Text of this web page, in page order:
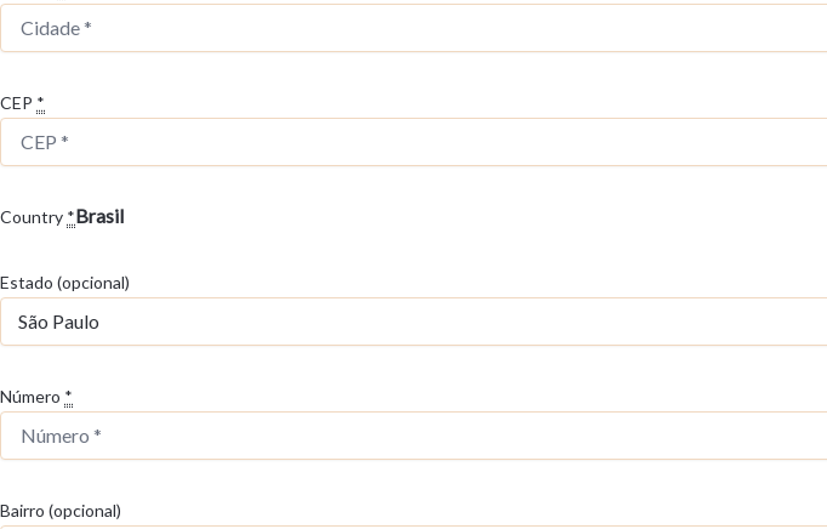
CEP *
Country *Brasil
Estado (opcional)
Número *
Bairro (opcional)